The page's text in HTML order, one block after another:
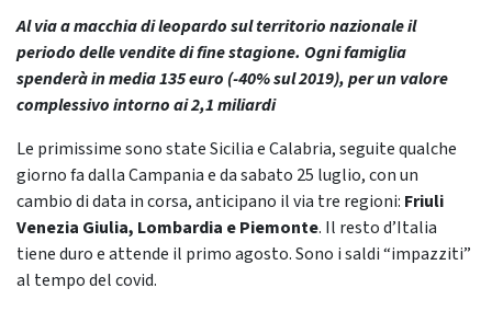
Al via a macchia di leopardo sul territorio nazionale il
periodo delle vendite di fine stagione. Ogni famiglia
spenderà in media 135 euro (-40% sul 2019), per un valore
complessivo intorno ai 2,1 miliardi
Le primissime sono state Sicilia e Calabria, seguite qualche
giorno fa dalla Campania e da sabato 25 luglio, con un
cambio di data in corsa, anticipano il via tre regioni: Friuli
Venezia Giulia, Lombardia e Piemonte. Il resto d’Italia
tiene duro e attende il primo agosto. Sono i saldi “impazziti”
al tempo del covid.